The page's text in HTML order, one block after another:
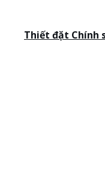
Thiết đặt Chính